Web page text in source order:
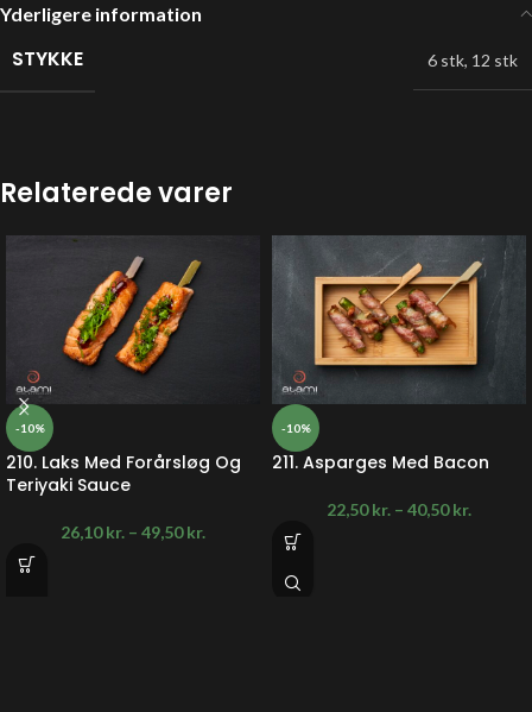
Yderligere information
STYKKE 6 stk, 12 stk
Relaterede varer
-10%
210. Laks Med Forårsløg Og
Teriyaki Sauce
26,10kr. – 49,50kr.
-10%
211. Asparges Med Bacon
22,50kr. – 40,50kr.